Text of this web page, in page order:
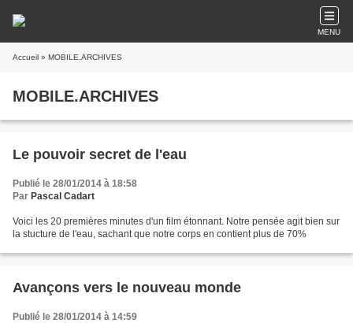
MENU
Accueil » MOBILE.ARCHIVES
MOBILE.ARCHIVES
Le pouvoir secret de l'eau
Publié le 28/01/2014 à 18:58
Par Pascal Cadart
Voici les 20 premières minutes d'un film étonnant. Notre pensée agit bien sur
la stucture de l'eau, sachant que notre corps en contient plus de 70%
Avançons vers le nouveau monde
Publié le 28/01/2014 à 14:59